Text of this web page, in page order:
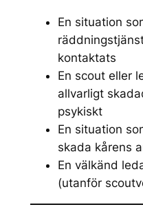
En situation
kontaktats
En scout eller
allvarligt
psykiskt
En situation
skada kårens
En välkänd
(utanför